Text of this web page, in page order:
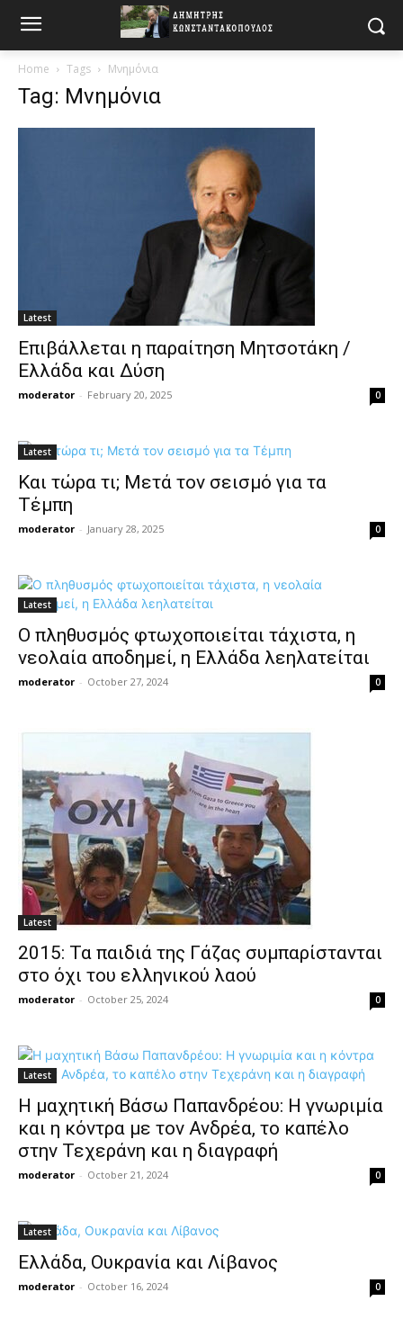
Home Tags Μνημόνια
Tag: Μνημόνια
Latest
Επιβάλλεται η παραίτηση Μητσοτάκη /
Ελλάδα και Δύση
moderator - February 20, 2025 0
Latest
Και τώρα τι; Μετά τον σεισμό για τα
Τέμπη
moderator - January 28, 2025 0
Latest
Ο πληθυσμός φτωχοποιείται τάχιστα, η
νεολαία αποδημεί, η Ελλάδα λεηλατείται
moderator - October 27, 2024 0
Latest
2015: Τα παιδιά της Γάζας συμπαρίστανται
στο όχι του ελληνικού λαού
moderator - October 25, 2024 0
Latest
Η μαχητική Βάσω Παπανδρέου: Η γνωριμία
και η κόντρα με τον Ανδρέα, το καπέλο
στην Τεχεράνη και η διαγραφή
moderator - October 21, 2024 0
Latest
Ελλάδα, Ουκρανία και Λίβανος
moderator - October 16, 2024 0